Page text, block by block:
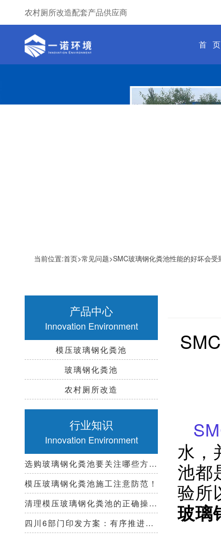
农村厕所改造配套产品供应商
首 页
当前位置:首页>常见问题>SMC玻璃钢化粪池性能的好坏会
产品中心
Innovation Environment
模压玻璃钢化粪池
玻璃钢化粪池
农村厕所改造
行业知识
Innovation Environment
选购玻璃钢化粪池要关注哪些方面？
模压玻璃钢化粪池施工注意防范！
清理模压玻璃钢化粪池的正确操作步骤
四川6部门印发方案：有序推进农村厕所革命，改善农村人居环境
水，
池都
验所
玻璃